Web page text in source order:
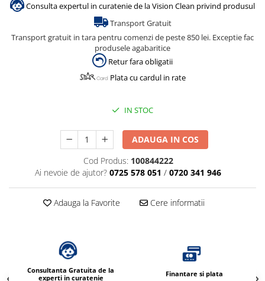
Consulta expertul in curatenie de la Vision Clean privind produsul
Transport Gratuit
Transport gratuit in tara pentru comenzi de peste 850 lei. Exceptie fac
produsele agabaritice
Retur fara obligatii
Plata cu cardul in rate
IN STOC
ADAUGA IN COS
Cod Produs: 100844222
Ai nevoie de ajutor? 0725 578 051 / 0720 341 946
Adauga la Favorite Cere informatii
Consultanta Gratuita de la
experti in curatenie
Finantare si plata